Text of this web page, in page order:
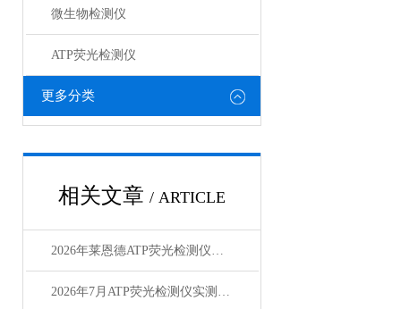
微生物检测仪
ATP荧光检测仪
更多分类
相关文章 / ARTICLE
2026年莱恩德ATP荧光检测仪选购3个避坑要点
2026年7月ATP荧光检测仪实测：4款热门品牌选购指南